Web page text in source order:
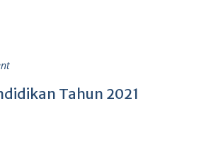
Tahun 2021